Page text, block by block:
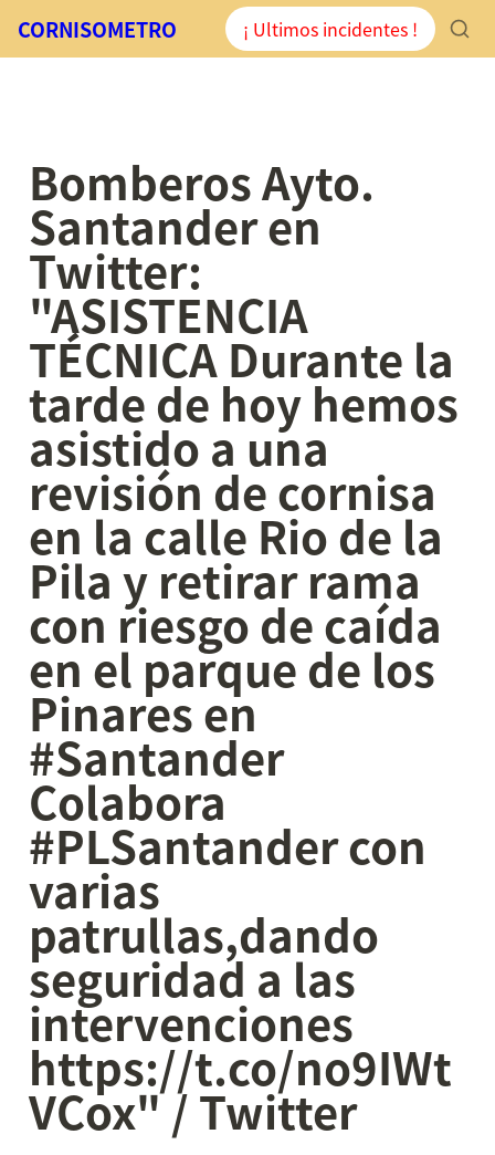
CORNISOMETRO ¡ Ultimos incidentes !
Bomberos Ayto.
Santander en
Twitter:
"ASISTENCIA
TÉCNICA Durante la
tarde de hoy hemos
asistido a una
revisión de cornisa
en la calle Rio de la
Pila y retirar rama
con riesgo de caída
en el parque de los
Pinares en
#Santander
Colabora
#PLSantander con
varias
patrullas,dando
seguridad a las
intervenciones
https://t.co/no9IWt
VCox" / Twitter